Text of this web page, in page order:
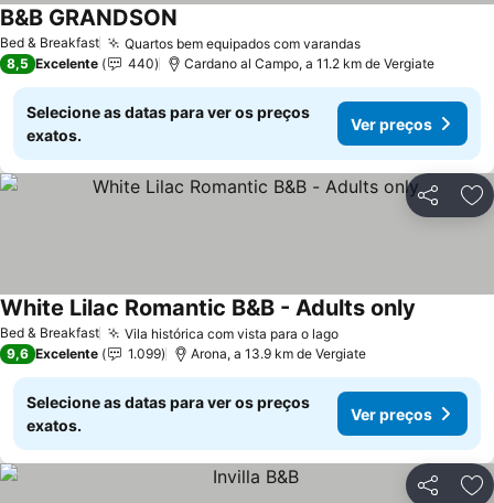
Bed & Breakfast Quartos bem equipados com varandasVer preços
B&B GRANDSON
8,5 Excelente 440 Cardano al Campo, a 11.2 km de Vergiate
Selecione as datas para ver os preços
exatos.
Ver preços
Partilhar
Bed & Breakfast Vila histórica com vista para o lagoVer preços
White Lilac Romantic B&B - Adults only
9,6 Excelente 1.099 Arona, a 13.9 km de Vergiate
Selecione as datas para ver os preços
exatos.
Ver preços
Partilhar